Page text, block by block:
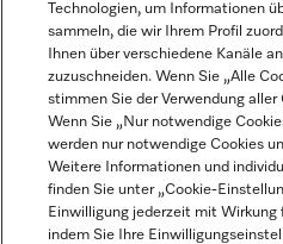
Technologien, um Informationen
sammeln, die wir Ihrem Profil
Ihnen über verschiedene Kanäle
zuzuschneiden. Wenn Sie „Alle
stimmen Sie der Verwendung aller
Wenn Sie „Nur notwendige
werden nur notwendige Cookies
Weitere Informationen und
finden Sie unter „Cookie-
Einwilligung jederzeit mit Wirkung
indem Sie Ihre